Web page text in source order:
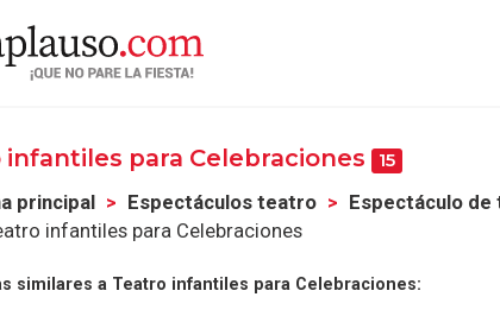
infantiles para Celebraciones 15
principal Espectáculos teatro Espectáculo
infantiles para Celebraciones
similares a Teatro infantiles para Celebraciones: